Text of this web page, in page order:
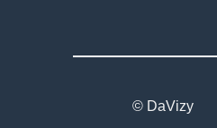
© DaVizy